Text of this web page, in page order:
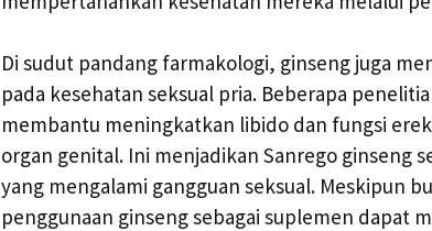
Di sudut pandang farmakologi, ginseng juga
pada kesehatan seksual pria. Beberapa
membantu meningkatkan libido dan fungsi
organ genital. Ini menjadikan Sanrego ginseng
yang mengalami gangguan seksual. Meskipun
penggunaan ginseng sebagai suplemen dapat